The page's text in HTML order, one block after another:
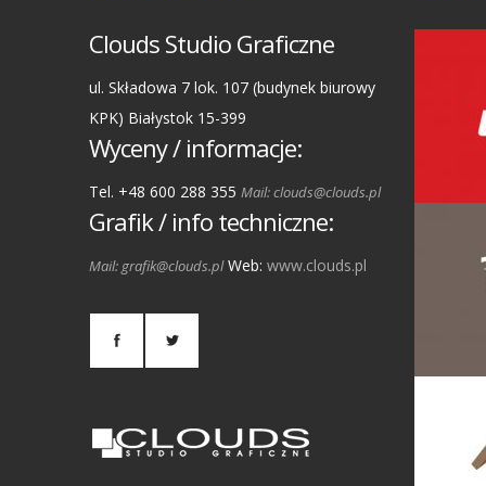
Clouds Studio Graficzne
ul. Składowa 7 lok. 107 (budynek biurowy
KPK) Białystok 15-399
Wyceny / informacje:
Tel. +48 600 288 355 Mail: clouds@clouds.pl
Grafik / info techniczne:
Mail: grafik@clouds.plWeb: www.clouds.pl